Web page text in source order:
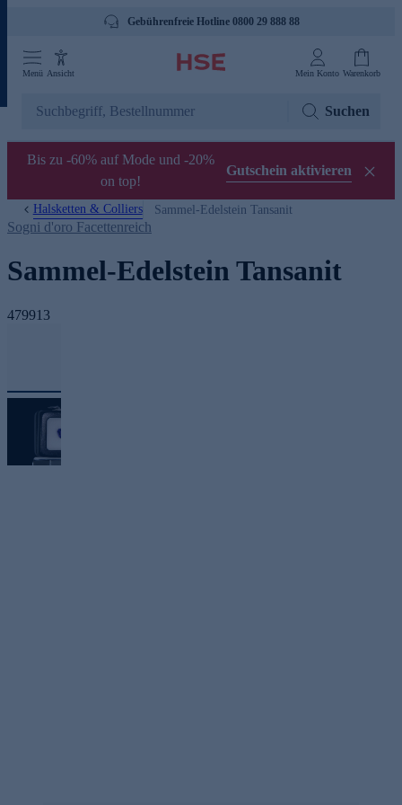
Gebührenfreie Hotline 0800 29 888 88
Menü Ansicht Mein Konto Warenkorb
Suchen
Bis zu -60% auf Mode und -20%
on top!
Gutschein aktivieren
Halsketten & Colliers Sammel-Edelstein Tansanit
Sogni d'oro Facettenreich
Sammel-Edelstein Tansanit
479913